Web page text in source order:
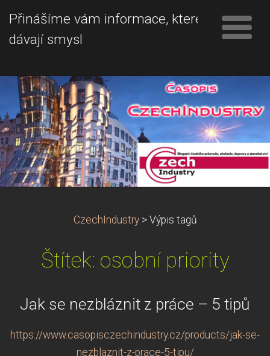
Přinášíme vám informace, které
dávají smysl
CzechIndustry > Výpis tagů
Štítek: osobní priority
Jak se nezbláznit z práce – 5 tipů
https://www.casopisczechindustry.cz/products/jak-se-
nezblaznit-z-prace-5-tipu/